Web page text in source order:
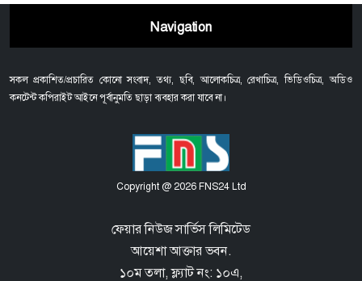
Navigation
সকল প্রকাশিত/প্রচারিত কোনো সংবাদ, তথ্য, ছবি, আলোকচিত্র, রেখাচিত্র, ভিডিওচিত্র, অডিও
কনটেন্ট কপিরাইট আইনে পূর্বানুমতি ছাড়া ব্যবহার করা যাবে না।
Copyright @ 2026 FNS24 Ltd
ফেয়ার নিউজ সার্ভিস লিমিটেড
আয়েশা আক্তার ভবন.
১০ম তলা, ফ্ল্যাট নং: ১০এ,